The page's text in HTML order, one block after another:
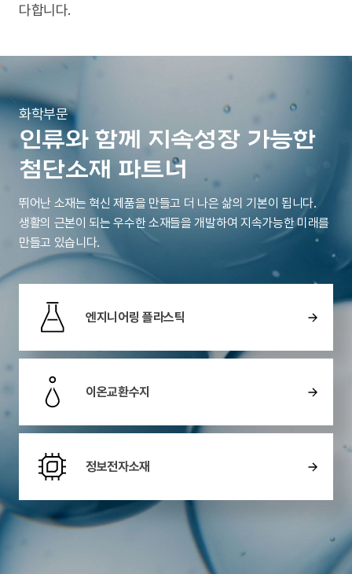
다합니다.
화학부문
인류와 함께 지속성장 가능한
첨단소재 파트너
뛰어난 소재는 혁신 제품을 만들고 더 나은 삶의 기본이 됩니다.
생활의 근본이 되는 우수한 소재들을 개발하여 지속가능한 미래를
만들고 있습니다.
엔지니어링 플라스틱
이온교환수지
정보전자소재